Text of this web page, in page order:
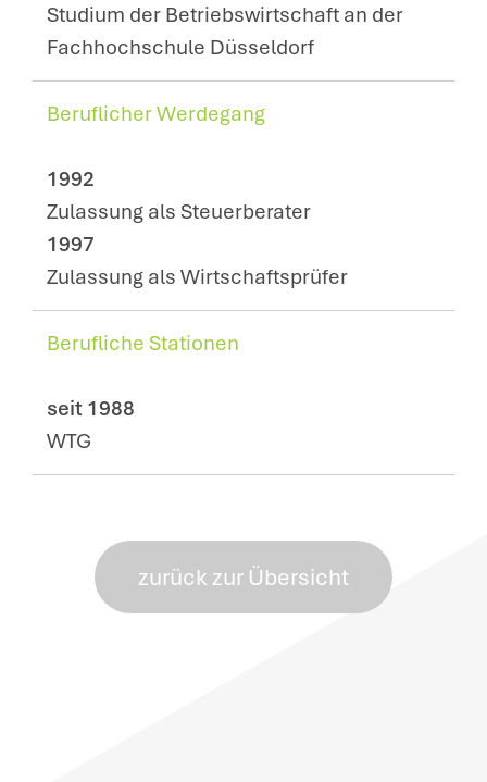
Studium der Betriebswirtschaft an der
Fachhochschule Düsseldorf
Beruflicher Werdegang
1992
Zulassung als Steuerberater
1997
Zulassung als Wirtschaftsprüfer
Berufliche Stationen
seit 1988
WTG
zurück zur Übersicht